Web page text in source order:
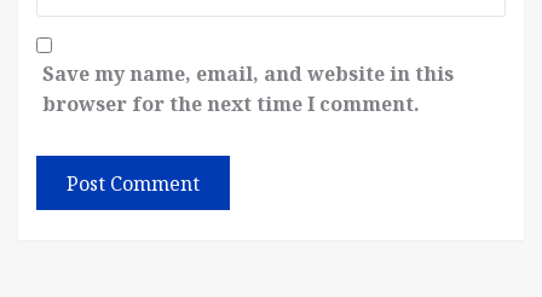
Save my name, email, and website in this
browser for the next time I comment.